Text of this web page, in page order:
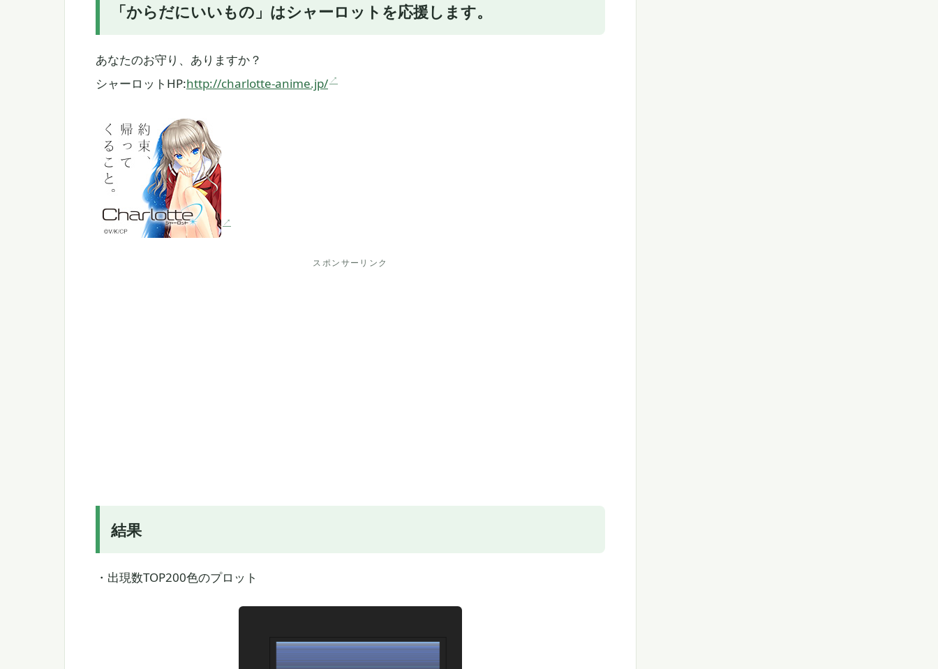
「からだにいいもの」はシャーロットを応援します。
あなたのお守り、ありますか？
シャーロットHP:http://charlotte-anime.jp/
スポンサーリンク
結果
・出現数TOP200色のプロット